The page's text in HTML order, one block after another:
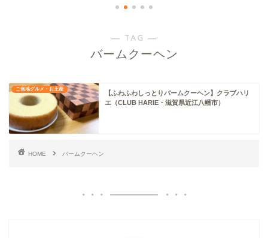
― TAG ―
バームクーヘン
ご当地グルメ・お土産
【ふわふわしっとりバームクーヘン】クラブハリ
エ（CLUB HARIE・滋賀県近江八幡市）
HOME バームクーヘン